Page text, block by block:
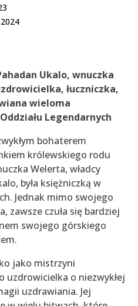
Ukalo, wnuczka
łuczniczka,
wieloma
Legendarnych
bohaterem
królewskiego rodu
Welerta, władcy
była księżniczką w
Jednak mimo swojego
zawsze czuła się bardziej
swojego górskiego
jako mistrzyni
uzdrowicielka o niezwykłej
uzdrawiania. Jej